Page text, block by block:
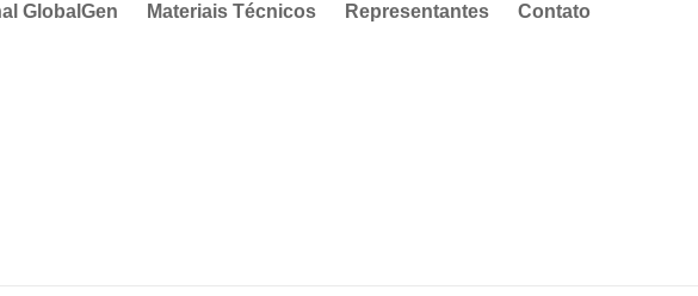
GlobalGen Materiais Técnicos Representantes Contato